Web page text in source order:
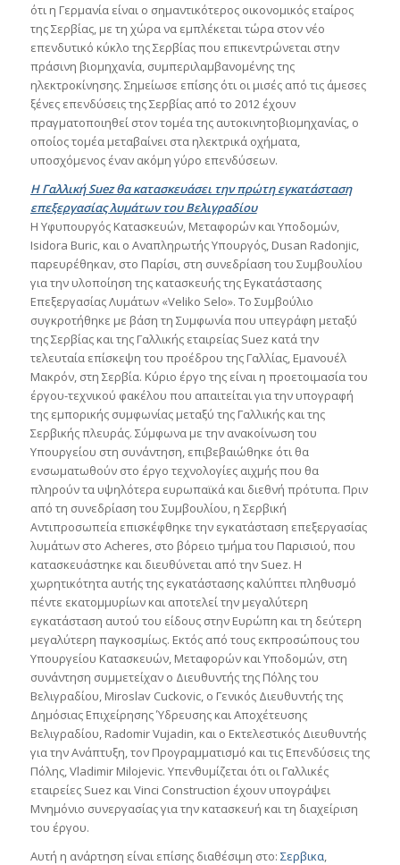
ότι η Γερμανία είναι ο σημαντικότερος οικονομικός εταίρος
της Σερβίας, με τη χώρα να εμπλέκεται τώρα στον νέο
επενδυτικό κύκλο της Σερβίας που επικεντρώνεται στην
πράσινη βιομηχανία, συμπεριλαμβανομένης της
ηλεκτροκίνησης. Σημείωσε επίσης ότι οι μισές από τις άμεσες
ξένες επενδύσεις της Σερβίας από το 2012 έχουν
πραγματοποιηθεί στον τομέα της αυτοκινητοβιομηχανίας, ο
οποίος τομέα μεταβαίνει στα ηλεκτρικά οχήματα,
υποσχόμενος έναν ακόμη γύρο επενδύσεων.
Η Γαλλική Suez θα κατασκευάσει την πρώτη εγκατάσταση
επεξεργασίας λυμάτων του Βελιγραδίου
Η Υφυπουργός Κατασκευών, Μεταφορών και Υποδομών,
Isidora Buric, και ο Αναπληρωτής Υπουργός, Dusan Radonjic,
παρευρέθηκαν, στο Παρίσι, στη συνεδρίαση του Συμβουλίου
για την υλοποίηση της κατασκευής της Εγκατάστασης
Επεξεργασίας Λυμάτων «Veliko Selo». Το Συμβούλιο
συγκροτήθηκε με βάση τη Συμφωνία που υπεγράφη μεταξύ
της Σερβίας και της Γαλλικής εταιρείας Suez κατά την
τελευταία επίσκεψη του προέδρου της Γαλλίας, Εμανουέλ
Μακρόν, στη Σερβία. Κύριο έργο της είναι η προετοιμασία του
έργου-τεχνικού φακέλου που απαιτείται για την υπογραφή
της εμπορικής συμφωνίας μεταξύ της Γαλλικής και της
Σερβικής πλευράς. Σύμφωνα με την ανακοίνωση του
Υπουργείου στη συνάντηση, επιβεβαιώθηκε ότι θα
ενσωματωθούν στο έργο τεχνολογίες αιχμής που θα
πληρούν τα υψηλότερα ευρωπαϊκά και διεθνή πρότυπα. Πριν
από τη συνεδρίαση του Συμβουλίου, η Σερβική
Αντιπροσωπεία επισκέφθηκε την εγκατάσταση επεξεργασίας
λυμάτων στο Acheres, στο βόρειο τμήμα του Παρισιού, που
κατασκευάστηκε και διευθύνεται από την Suez. Η
χωρητικότητα αυτής της εγκατάστασης καλύπτει πληθυσμό
πέντε εκατομμυρίων και αποτελεί την μεγαλύτερη
εγκατάσταση αυτού του είδους στην Ευρώπη και τη δεύτερη
μεγαλύτερη παγκοσμίως. Εκτός από τους εκπροσώπους του
Υπουργείου Κατασκευών, Μεταφορών και Υποδομών, στη
συνάντηση συμμετείχαν ο Διευθυντής της Πόλης του
Βελιγραδίου, Miroslav Cuckovic, ο Γενικός Διευθυντής της
Δημόσιας Επιχείρησης Ύδρευσης και Αποχέτευσης
Βελιγραδίου, Radomir Vujadin, και ο Εκτελεστικός Διευθυντής
για την Ανάπτυξη, τον Προγραμματισμό και τις Επενδύσεις της
Πόλης, Vladimir Milojevic. Υπενθυμίζεται ότι οι Γαλλικές
εταιρείες Suez και Vinci Construction έχουν υπογράψει
Μνημόνιο συνεργασίας για την κατασκευή και τη διαχείριση
του έργου.
Αυτή η ανάρτηση είναι επίσης διαθέσιμη στο: Σερβικα